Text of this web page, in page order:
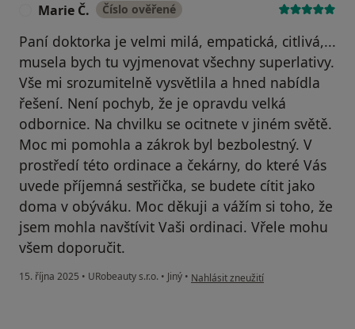
Marie Č. Číslo ověřené
Paní doktorka je velmi milá, empatická, citlivá,...
musela bych tu vyjmenovat všechny superlativy.
Vše mi srozumitelně vysvětlila a hned nabídla
řešení. Není pochyb, že je opravdu velká
odbornice. Na chvilku se ocitnete v jiném světě.
Moc mi pomohla a zákrok byl bezbolestný. V
prostředí této ordinace a čekárny, do které Vás
uvede příjemná sestřička, se budete cítit jako
doma v obýváku. Moc děkuji a vážím si toho, že
jsem mohla navštívit Vaši ordinaci. Vřele mohu
všem doporučit.
15. října 2025 • URobeauty s.r.o. • Jiný • podle názoru uživatele Marie Č.
Nahlásit zneužití